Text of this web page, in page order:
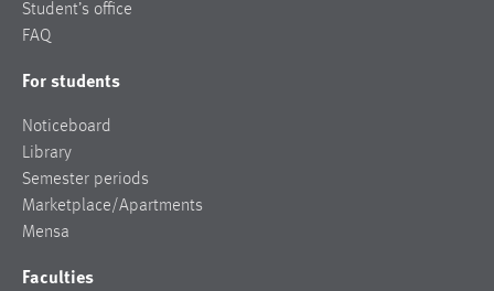
Student’s office
FAQ
For students
Noticeboard
Library
Semester periods
Marketplace/Apartments
Mensa
Faculties